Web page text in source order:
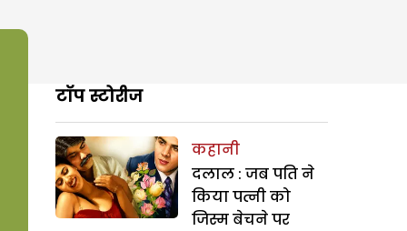
टॉप स्टोरीज
कहानी
दलाल : जब पति ने
किया पत्नी को
जिस्म बेचने पर